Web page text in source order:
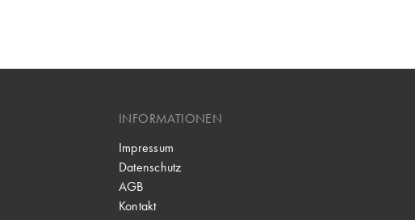
INFORMATIONEN
Impressum
Datenschutz
AGB
Kontakt